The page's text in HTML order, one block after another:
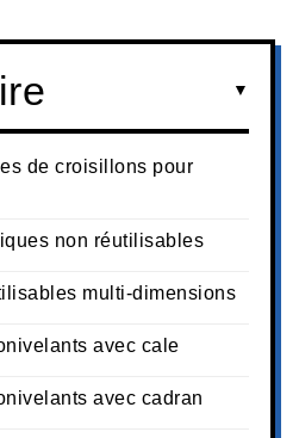
de croisillons pour
non réutilisables
multi-dimensions
avec cale
avec cadran